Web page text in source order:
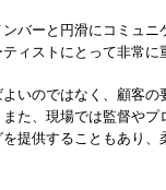
バーと円滑にコミュニ
ィストにとって非常に
いのではなく、顧客
た、現場では監督やプ
提供することもあり